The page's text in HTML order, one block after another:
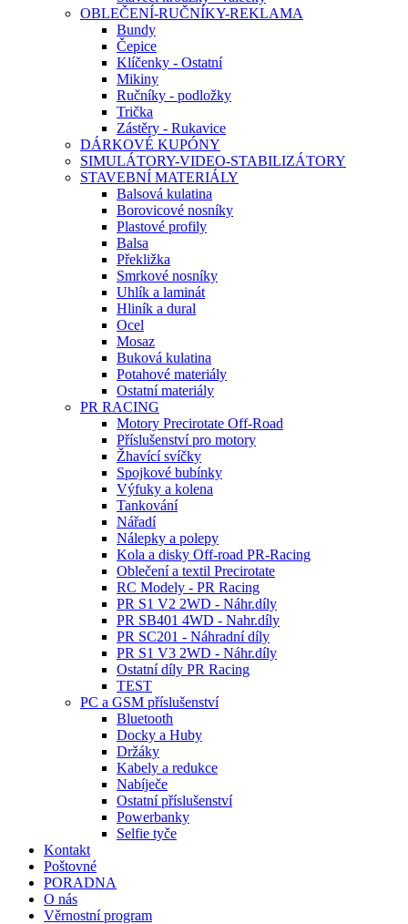
OBLEČENÍ-RUČNÍKY-REKLAMA
Bundy
Čepice
Klíčenky - Ostatní
Mikiny
Ručníky - podložky
Trička
Zástěry - Rukavice
DÁRKOVÉ KUPÓNY
SIMULÁTORY-VIDEO-STABILIZÁTORY
STAVEBNÍ MATERIÁLY
Balsová kulatina
Borovicové nosníky
Plastové profily
Balsa
Překližka
Smrkové nosníky
Uhlík a laminát
Hliník a dural
Ocel
Mosaz
Buková kulatina
Potahové materiály
Ostatní materiály
PR RACING
Motory Precirotate Off-Road
Příslušenství pro motory
Žhavící svíčky
Spojkové bubínky
Výfuky a kolena
Tankování
Nářadí
Nálepky a polepy
Kola a disky Off-road PR-Racing
Oblečení a textil Precirotate
RC Modely - PR Racing
PR S1 V2 2WD - Náhr.díly
PR SB401 4WD - Nahr.díly
PR SC201 - Náhradní díly
PR S1 V3 2WD - Náhr.díly
Ostatní díly PR Racing
TEST
PC a GSM příslušenství
Bluetooth
Docky a Huby
Držáky
Kabely a redukce
Nabíječe
Ostatní příslušenství
Powerbanky
Selfie tyče
Kontakt
Poštovné
PORADNA
O nás
Věrnostní program